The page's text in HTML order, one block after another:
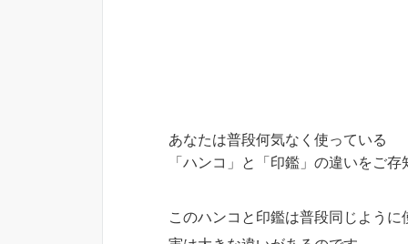
あなたは普段何気なく使っている
「ハンコ」と「印鑑」の違いをご存
このハンコと印鑑は普段同じように